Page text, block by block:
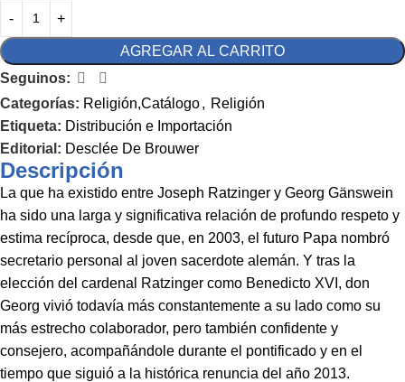
AGREGAR AL CARRITO
Seguinos:
Categorías: Religión,Catálogo, Religión
Etiqueta: Distribución e Importación
Editorial: Desclée De Brouwer
Descripción
La que ha existido entre Joseph Ratzinger y Georg Gänswein
ha sido una larga y significativa relación de profundo respeto y
estima recíproca, desde que, en 2003, el futuro Papa nombró
secretario personal al joven sacerdote alemán. Y tras la
elección del cardenal Ratzinger como Benedicto XVI, don
Georg vivió todavía más constantemente a su lado como su
más estrecho colaborador, pero también confidente y
consejero, acompañándole durante el pontificado y en el
tiempo que siguió a la histórica renuncia del año 2013.